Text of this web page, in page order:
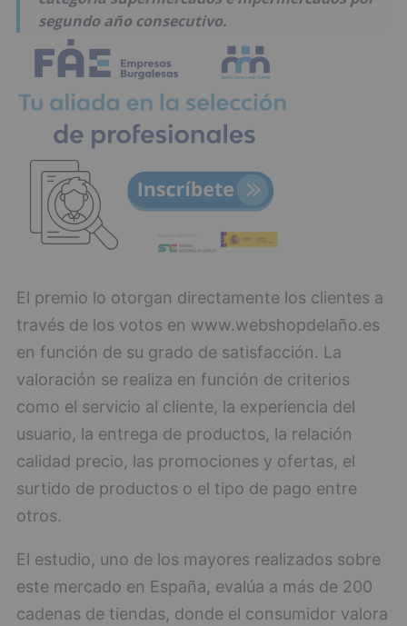
segundo año consecutivo.
El premio lo otorgan directamente los clientes a
través de los votos en www.webshopdelaño.es
en función de su grado de satisfacción. La
valoración se realiza en función de criterios
como el servicio al cliente, la experiencia del
usuario, la entrega de productos, la relación
calidad precio, las promociones y ofertas, el
surtido de productos o el tipo de pago entre
otros.
El estudio, uno de los mayores realizados sobre
este mercado en España, evalúa a más de 200
cadenas de tiendas, donde el consumidor valora